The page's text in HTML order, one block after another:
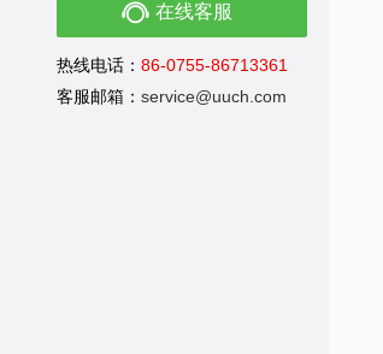
在线客服
热线电话： 86-0755-86713361
客服邮箱： service@uuch.com